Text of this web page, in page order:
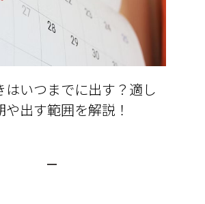
はいつまでに出す？適し
や出す範囲を解説！